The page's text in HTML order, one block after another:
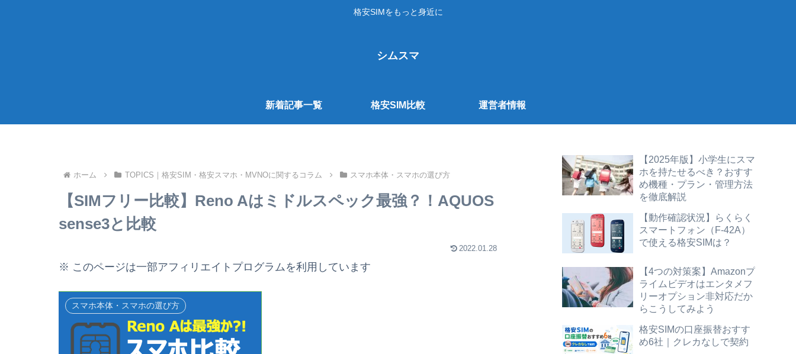
格安SIMをもっと身近に
シムスマ
新着記事一覧 格安SIM比較 運営者情報
ホーム TOPICS｜格安SIM・格安スマホ・MVNOに関するコラム スマホ本体・スマホの選び方
【SIMフリー比較】Reno Aはミドルスペック最強？！AQUOS
sense3と比較
2022.01.28
※ このページは一部アフィリエイトプログラムを利用しています
スマホ本体・スマホの選び方
【2025年版】小学生にスマ
ホを持たせるべき？おすす
め機種・プラン・管理方法
を徹底解説
【動作確認状況】らくらく
スマートフォン（F-42A）
で使える格安SIMは？
【4つの対策案】Amazonプ
ライムビデオはエンタメフ
リーオプション非対応だか
らこうしてみよう
格安SIMの口座振替おすす
め6社｜クレカなしで契約